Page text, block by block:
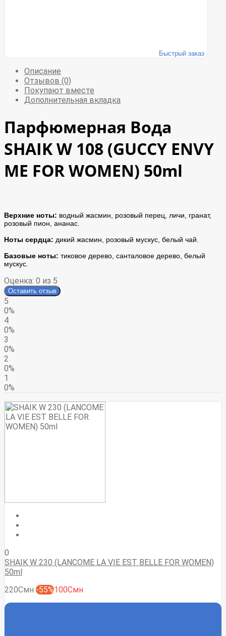
Быстрый заказ
Описание
Отзывов (0)
Покупают вместе
Дополнительная вкладка
Парфюмерная Вода
SHAIK W 108 (GUCCY ENVY
ME FOR WOMEN) 50ml
Верхние ноты: водный жасмин, розовый перец, личи, гранат,
розовый пион, ананас.
Ноты сердца: дикий жасмин, розовый мускус, белый чай.
Базовые ноты: тиковое дерево, санталовое дерево, белый
мускус.
Оценка: 0 из 5
Оставить отзыв
5
0%
4
0%
3
0%
2
0%
1
0%
0
SHAIK W 230 (LANCOME LA VIE EST BELLE FOR WOMEN)
50ml
220Смн -55%100Смн